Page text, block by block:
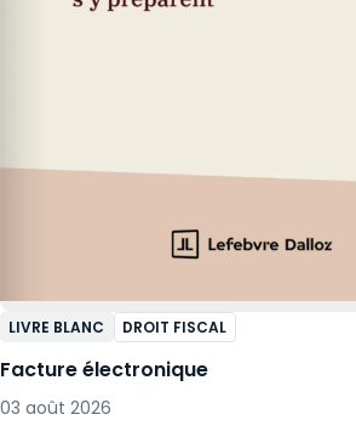
LIVRE BLANC DROIT FISCAL
Facture électronique
03 août 2026